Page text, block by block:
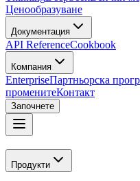
Ценообразуване
Документация
API ReferenceCookbook
Компания
EnterpriseПартньорска
променитеКонтакт
Започнете
Продукти